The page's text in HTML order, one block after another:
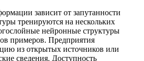
зависит от запутанности
тренируются на нескольких
нейронные структуры
примеров. Предприятия
из открытых источников или
сведения. Доступность